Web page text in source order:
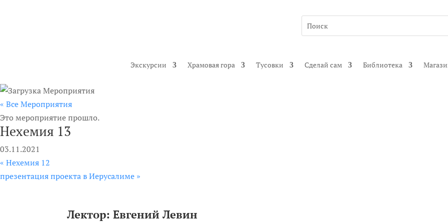
Экскурсии Храмовая гора Тусовки Сделай сам Библиотека
« Все Мероприятия
Это мероприятие прошло.
Нехемия 13
03.11.2021
« Нехемия 12
презентация проекта в Иерусалиме »
Лектор:Евгений Левин